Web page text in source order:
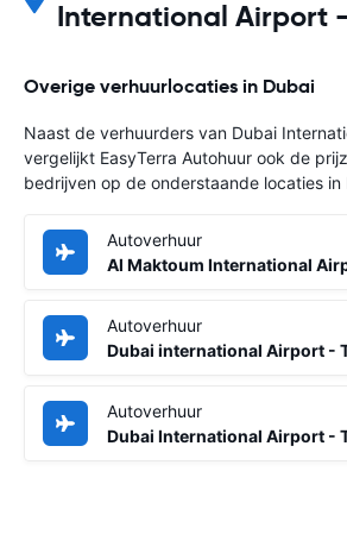
International Airport
Overige verhuurlocaties in Dubai
Naast de verhuurders van Dubai
vergelijkt EasyTerra Autohuur ook de
bedrijven op de onderstaande locaties in
Autoverhuur
Al Maktoum International
Autoverhuur
Dubai international Airport -
Autoverhuur
Dubai International Airport -